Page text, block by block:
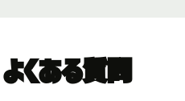
よくある質問